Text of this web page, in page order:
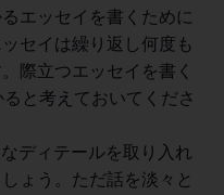
エッセイを書くために
セイは繰り返し何度も
際立つエッセイを書く
と考えておいてくださ
ディテールを取り入れ
ょう。ただ話を淡々と